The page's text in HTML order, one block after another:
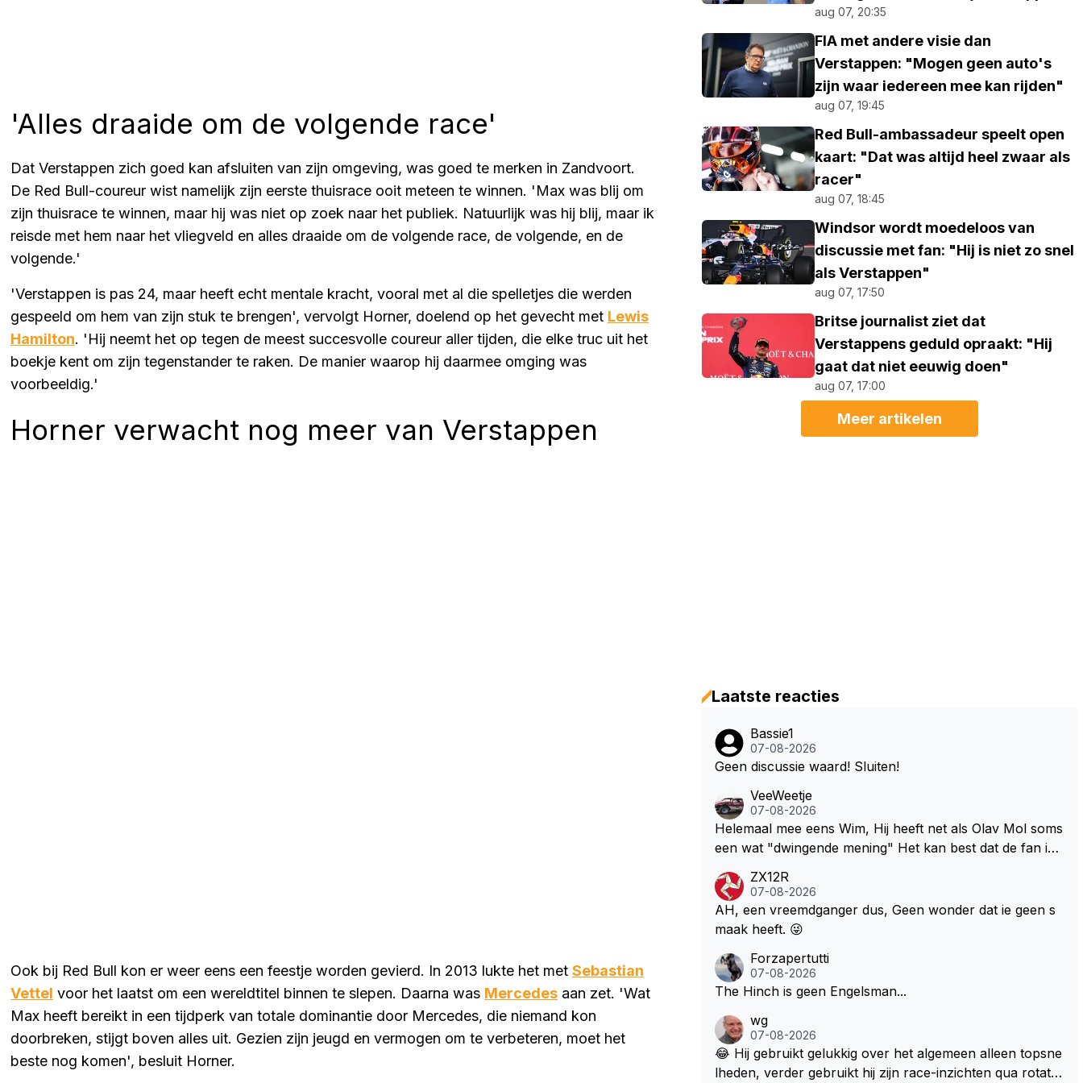
'Alles draaide om de volgende race'
Dat Verstappen zich goed kan afsluiten van zijn omgeving, was goed te merken in Zandvoort.
De Red Bull-coureur wist namelijk zijn eerste thuisrace ooit meteen te winnen. 'Max was blij om
zijn thuisrace te winnen, maar hij was niet op zoek naar het publiek. Natuurlijk was hij blij, maar ik
reisde met hem naar het vliegveld en alles draaide om de volgende race, de volgende, en de
volgende.'
'Verstappen is pas 24, maar heeft echt mentale kracht, vooral met al die spelletjes die werden
gespeeld om hem van zijn stuk te brengen', vervolgt Horner, doelend op het gevecht met Lewis
Hamilton. 'Hij neemt het op tegen de meest succesvolle coureur aller tijden, die elke truc uit het
boekje kent om zijn tegenstander te raken. De manier waarop hij daarmee omging was
voorbeeldig.'
Horner verwacht nog meer van Verstappen
Ook bij Red Bull kon er weer eens een feestje worden gevierd. In 2013 lukte het met Sebastian
Vettel voor het laatst om een wereldtitel binnen te slepen. Daarna was Mercedes aan zet. 'Wat
Max heeft bereikt in een tijdperk van totale dominantie door Mercedes, die niemand kon
doorbreken, stijgt boven alles uit. Gezien zijn jeugd en vermogen om te verbeteren, moet het
beste nog komen', besluit Horner.
aug 07, 20:35
FIA met andere visie dan
Verstappen: "Mogen geen auto's
zijn waar iedereen mee kan rijden"
aug 07, 19:45
Red Bull-ambassadeur speelt open
kaart: "Dat was altijd heel zwaar als
racer"
aug 07, 18:45
Windsor wordt moedeloos van
discussie met fan: "Hij is niet zo snel
als Verstappen"
aug 07, 17:50
Britse journalist ziet dat
Verstappens geduld opraakt: "Hij
gaat dat niet eeuwig doen"
aug 07, 17:00
Meer artikelen
Laatste reacties
Bassie1
07-08-2026
Geen discussie waard! Sluiten!
VeeWeetje
07-08-2026
Helemaal mee eens Wim, Hij heeft net als Olav Mol soms
een wat "dwingende mening" Het kan best dat de fan in
op te roepen. Maar in een tijd zonder races zijn dit leuke
berichtjes
ZX12R
07-08-2026
AH, een vreemdganger dus, Geen wonder dat ie geen s
maak heeft. 😜
Forzapertutti
07-08-2026
The Hinch is geen Engelsman...
wg
07-08-2026
😂 Hij gebruikt gelukkig over het algemeen alleen topsne
lheden, verder gebruikt hij zijn race-inzichten qua rotati